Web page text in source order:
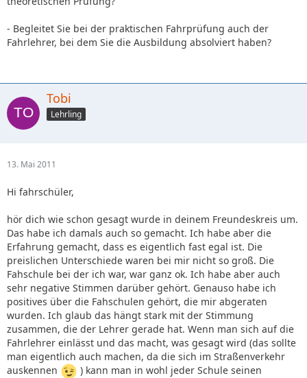
- Begleitet Sie bei der praktischen Fahrprüfung auch der
Fahrlehrer, bei dem Sie die Ausbildung absolviert haben?
Tobi
Lehrling
13. Mai 2011
Hi fahrschüler,
hör dich wie schon gesagt wurde in deinem Freundeskreis um.
Das habe ich damals auch so gemacht. Ich habe aber die
Erfahrung gemacht, dass es eigentlich fast egal ist. Die
preislichen Unterschiede waren bei mir nicht so groß. Die
Fahschule bei der ich war, war ganz ok. Ich habe aber auch
sehr negative Stimmen darüber gehört. Genauso habe ich
positives über die Fahschulen gehört, die mir abgeraten
wurden. Ich glaub das hängt stark mit der Stimmung
zusammen, die der Lehrer gerade hat. Wenn man sich auf die
Fahrlehrer einlässt und das macht, was gesagt wird (das sollte
man eigentlich auch machen, da die sich im Straßenverkehr
auskennen
) kann man in wohl jeder Schule seinen